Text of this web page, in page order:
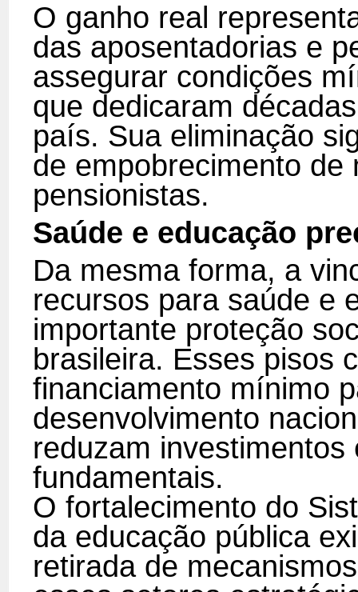
O ganho real
das aposentadorias e
assegurar condições
que dedicaram
país. Sua eliminação
de empobrecimento de
pensionistas.
Saúde e educação
Da mesma forma, a
recursos para saúde e
importante proteção
brasileira. Esses pisos
financiamento mínimo
desenvolvimento
reduzam
fundamentais.
O fortalecimento do
da educação pública
retirada de